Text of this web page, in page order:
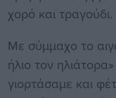
χορό και τραγούδι.
Με σύμμαχο το
ήλιο τον
γιορτάσαμε και